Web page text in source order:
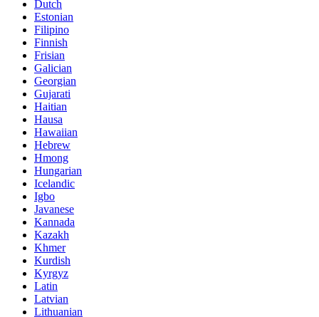
Dutch
Estonian
Filipino
Finnish
Frisian
Galician
Georgian
Gujarati
Haitian
Hausa
Hawaiian
Hebrew
Hmong
Hungarian
Icelandic
Igbo
Javanese
Kannada
Kazakh
Khmer
Kurdish
Kyrgyz
Latin
Latvian
Lithuanian